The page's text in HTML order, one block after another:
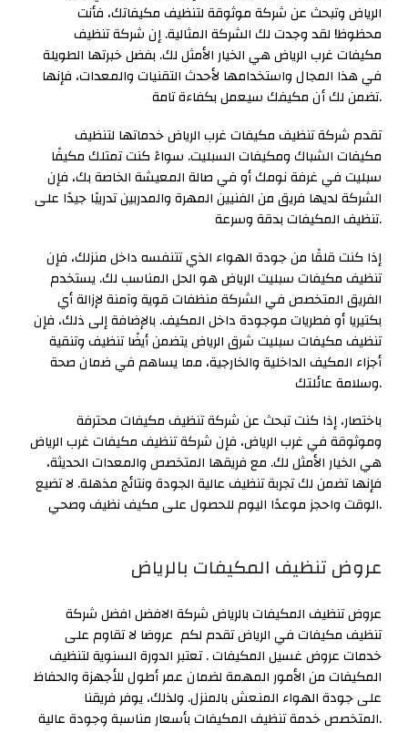
الرياض وتبحث عن شركة موثوقة لتنظيف مكيفاتك، فأنت
محظوظ! لقد وجدت لك الشركة المثالية. إن شركة تنظيف
مكيفات غرب الرياض هي الخيار الأمثل لك. بفضل خبرتها الطويلة
في هذا المجال واستخدامها لأحدث التقنيات والمعدات، فإنها
تضمن لك أن مكيفك سيعمل بكفاءة تامة.
تقدم شركة تنظيف مكيفات غرب الرياض خدماتها لتنظيف
مكيفات الشباك ومكيفات السبليت. سواءً كنت تمتلك مكيفًا
سبليت في غرفة نومك أو في صالة المعيشة الخاصة بك، فإن
الشركة لديها فريق من الفنيين المهرة والمدربين تدريبًا جيدًا على
تنظيف المكيفات بدقة وسرعة.
إذا كنت قلقًا من جودة الهواء الذي تتنفسه داخل منزلك، فإن
تنظيف مكيفات سبليت الرياض هو الحل المناسب لك. يستخدم
الفريق المتخصص في الشركة منظفات قوية وآمنة لإزالة أي
بكتيريا أو فطريات موجودة داخل المكيف. بالإضافة إلى ذلك، فإن
تنظيف مكيفات سبليت شرق الرياض يتضمن أيضًا تنظيف وتنقية
أجزاء المكيف الداخلية والخارجية، مما يساهم في ضمان صحة
وسلامة عائلتك.
باختصار، إذا كنت تبحث عن شركة تنظيف مكيفات محترفة
وموثوقة في غرب الرياض، فإن شركة تنظيف مكيفات غرب الرياض
هي الخيار الأمثل لك. مع فريقها المتخصص والمعدات الحديثة،
فإنها تضمن لك تجربة تنظيف عالية الجودة ونتائج مذهلة. لا تضيع
الوقت واحجز موعدًا اليوم للحصول على مكيف نظيف وصحي.
عروض تنظيف المكيفات بالرياض
عروض تنظيف المكيفات بالرياض شركة الافضل افضل شركة
تنظيف مكيفات في الرياض تقدم لكم عروضا لا تقاوم على
خدمات عروض غسيل المكيفات . تعتبر الدورة السنوية لتنظيف
المكيفات من الأمور المهمة لضمان عمر أطول للأجهزة والحفاظ
على جودة الهواء المنعش بالمنزل. ولذلك، يوفر فريقنا
المتخصص خدمة تنظيف المكيفات بأسعار مناسبة وجودة عالية.